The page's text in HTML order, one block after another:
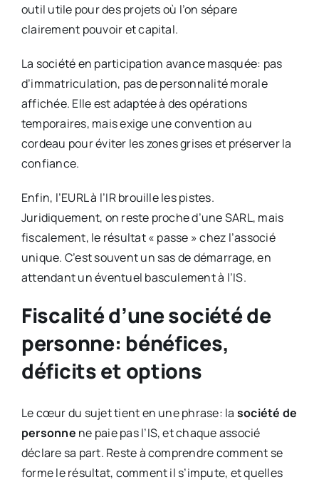
outil utile pour des projets où l’on sépare
clairement pouvoir et capital.
La société en participation avance masquée: pas
d’immatriculation, pas de personnalité morale
affichée. Elle est adaptée à des opérations
temporaires, mais exige une convention au
cordeau pour éviter les zones grises et préserver la
confiance.
Enfin, l’EURL à l’IR brouille les pistes.
Juridiquement, on reste proche d’une SARL, mais
fiscalement, le résultat « passe » chez l’associé
unique. C’est souvent un sas de démarrage, en
attendant un éventuel basculement à l’IS.
Fiscalité d’une société de
personne: bénéfices,
déficits et options
Le cœur du sujet tient en une phrase: la société de
personne ne paie pas l’IS, et chaque associé
déclare sa part. Reste à comprendre comment se
forme le résultat, comment il s’impute, et quelles